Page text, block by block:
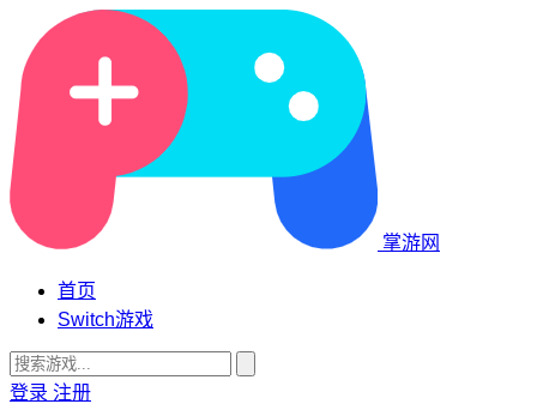
掌游网
首页
Switch游戏
登录 注册